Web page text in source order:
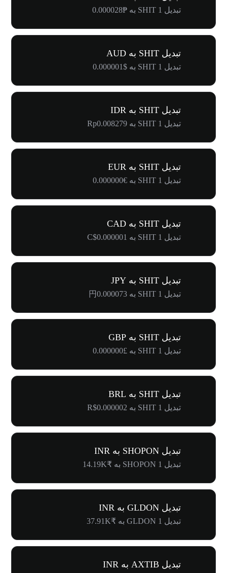
تبدیل 1 SHIT به ₱0.000028
تبدیل SHIT به AUD
تبدیل 1 SHIT به $0.000001
تبدیل SHIT به IDR
تبدیل 1 SHIT به Rp0.008279
تبدیل SHIT به EUR
تبدیل 1 SHIT به €0.000000
تبدیل SHIT به CAD
تبدیل 1 SHIT به C$0.000001
تبدیل SHIT به JPY
تبدیل 1 SHIT به 円0.000073
تبدیل SHIT به GBP
تبدیل 1 SHIT به £0.000000
تبدیل SHIT به BRL
تبدیل 1 SHIT به R$0.000002
تبدیل SHOPON به INR
تبدیل 1 SHOPON به ₹14.19K
تبدیل GLDON به INR
تبدیل 1 GLDON به ₹37.91K
تبدیل AXTIB به INR